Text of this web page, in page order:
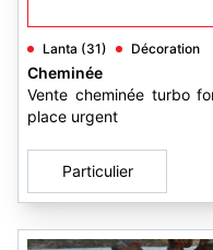
Lanta (31) Décoration
Cheminée
Vente cheminée turbo
place urgent
Particulier